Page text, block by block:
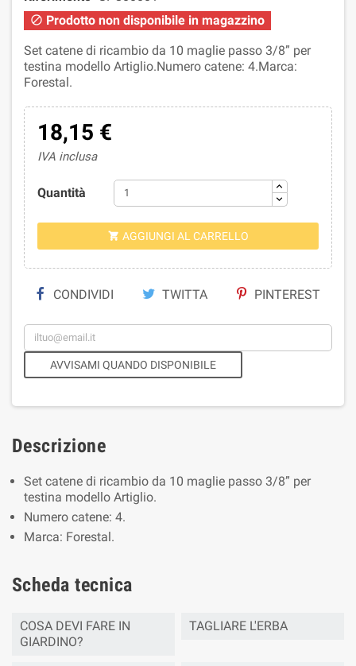
 Prodotto non disponibile in magazzino
Set catene di ricambio da 10 maglie passo 3/8” per
testina modello Artiglio.Numero catene: 4.Marca:
Forestal.
18,15 €
IVA inclusa
Quantità
 AGGIUNGI AL CARRELLO
CONDIVIDI TWITTA PINTEREST
AVVISAMI QUANDO DISPONIBILE
Descrizione
Set catene di ricambio da 10 maglie passo 3/8” per
testina modello Artiglio.
Numero catene: 4.
Marca: Forestal.
Scheda tecnica
COSA DEVI FARE IN
GIARDINO?
TAGLIARE L'ERBA